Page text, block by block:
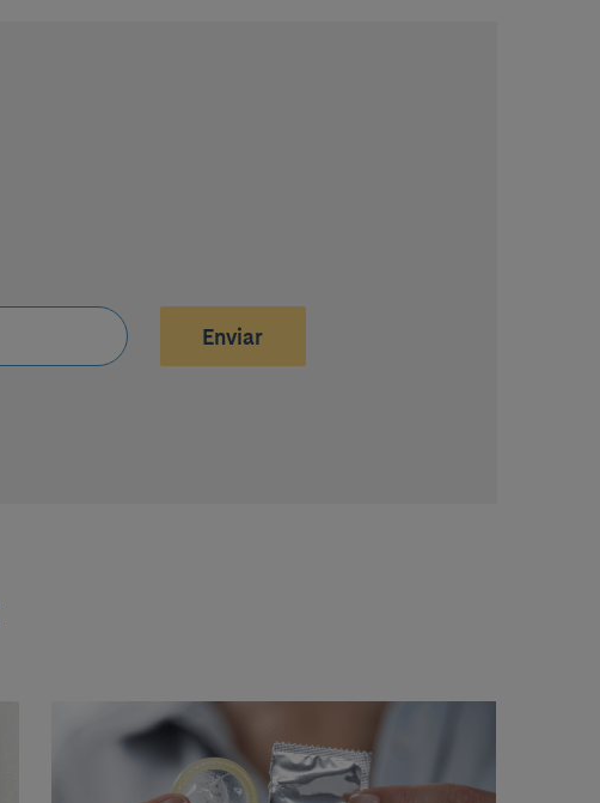
Enviar